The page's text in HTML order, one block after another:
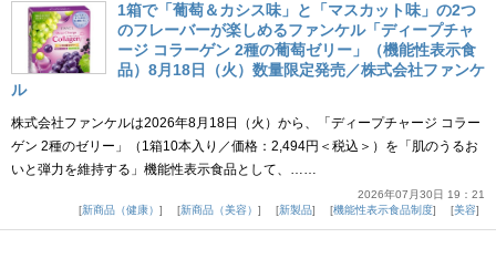
1箱で「葡萄＆カシス味」と「マスカット味」の2つ
のフレーバーが楽しめるファンケル「ディープチャ
ージ コラーゲン 2種の葡萄ゼリー」（機能性表示食
品）8月18日（火）数量限定発売／株式会社ファンケ
ル
株式会社ファンケルは2026年8月18日（火）から、「ディープチャージ コラー
ゲン 2種のゼリー」（1箱10本入り／価格：2,494円＜税込＞）を「肌のうるお
いと弾力を維持する」機能性表示食品として、……
2026年07月30日 19：21
新商品（健康）
新商品（美容） 新製品 機能性表示食品制度 美容